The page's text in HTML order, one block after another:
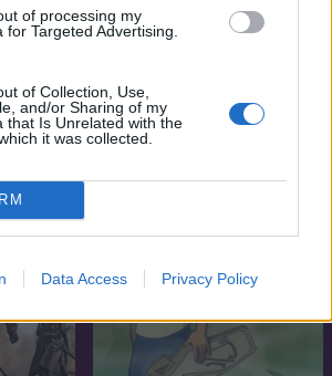
of processing my
for Targeted Advertising.
of Collection, Use,
and/or Sharing of my
that Is Unrelated with the
it was collected.
Data Access Privacy Policy
A Bohóc